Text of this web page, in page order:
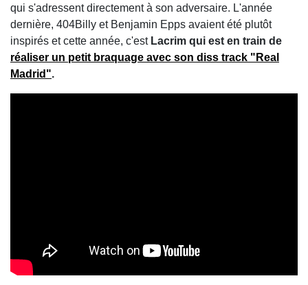
qui s'adressent directement à son adversaire. L'année
dernière, 404Billy et Benjamin Epps avaient été plutôt
inspirés et cette année, c'estLacrim qui est en train de
réaliser un petit braquage avec son diss track "Real
Madrid".